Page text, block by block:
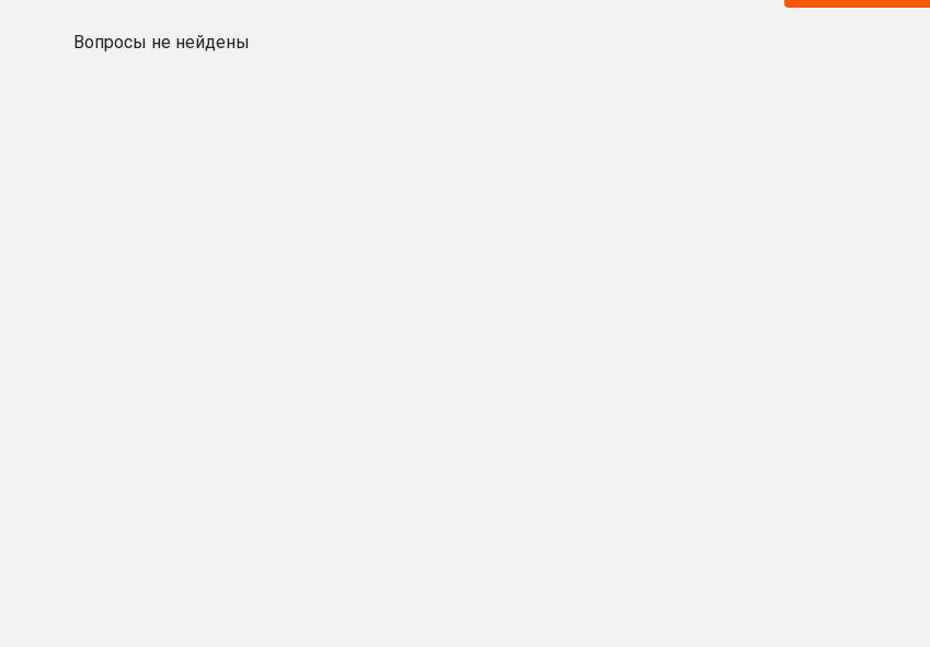
Вопросы не нейдены